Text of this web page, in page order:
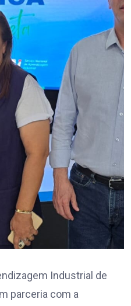
Industrial de
parceria com a